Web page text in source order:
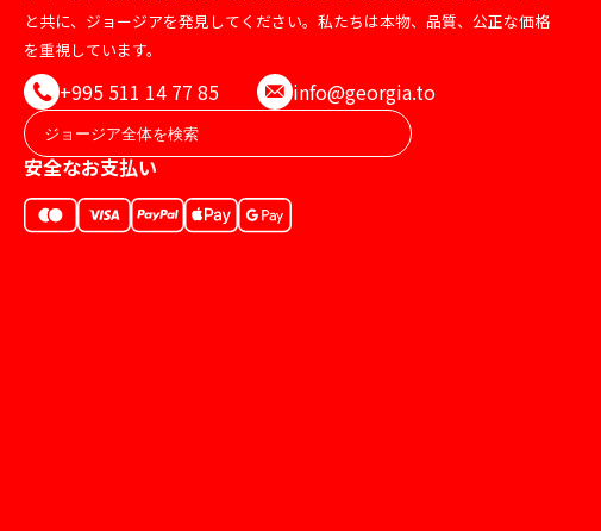
と共に、ジョージアを発見してください。私たちは本物、品質、公正な価格
を重視しています。
+995 511 14 77 85 info@georgia.to
安全なお支払い